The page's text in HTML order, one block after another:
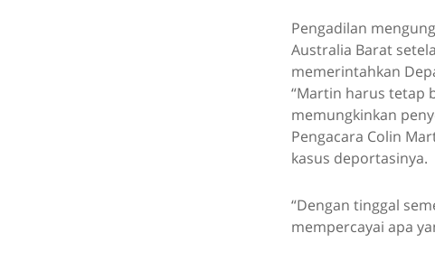
Pengadilan
Australia Barat
memerintahkan
“Martin harus tetap
memungkinkan
Pengacara Colin
kasus deportasinya.
“Dengan tinggal
mempercayai apa